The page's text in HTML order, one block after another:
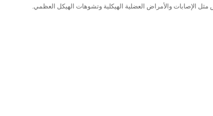
مثل الإصابات والأمراض العضلية الهيكلية وتشوهات الهيكل العظمي